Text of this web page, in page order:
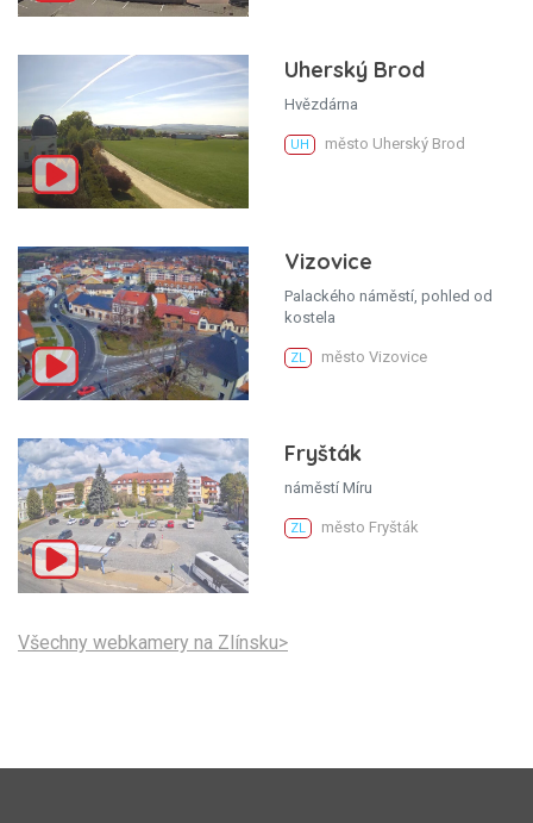
Uherský Brod
Hvězdárna
UH město Uherský Brod
Vizovice
Palackého náměstí, pohled od
kostela
ZL město Vizovice
Fryšták
náměstí Míru
ZL město Fryšták
Všechny webkamery na Zlínsku>